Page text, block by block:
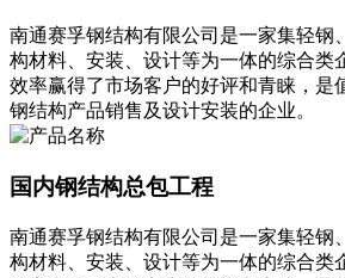
南通赛孚钢结构有限公司是一家集轻钢
构材料、安装、设计等为一体的综合类
效率赢得了市场客户的好评和青睐，是
钢结构产品销售及设计安装的企业。
国内钢结构总包工程
南通赛孚钢结构有限公司是一家集轻钢
构材料、安装、设计等为一体的综合类